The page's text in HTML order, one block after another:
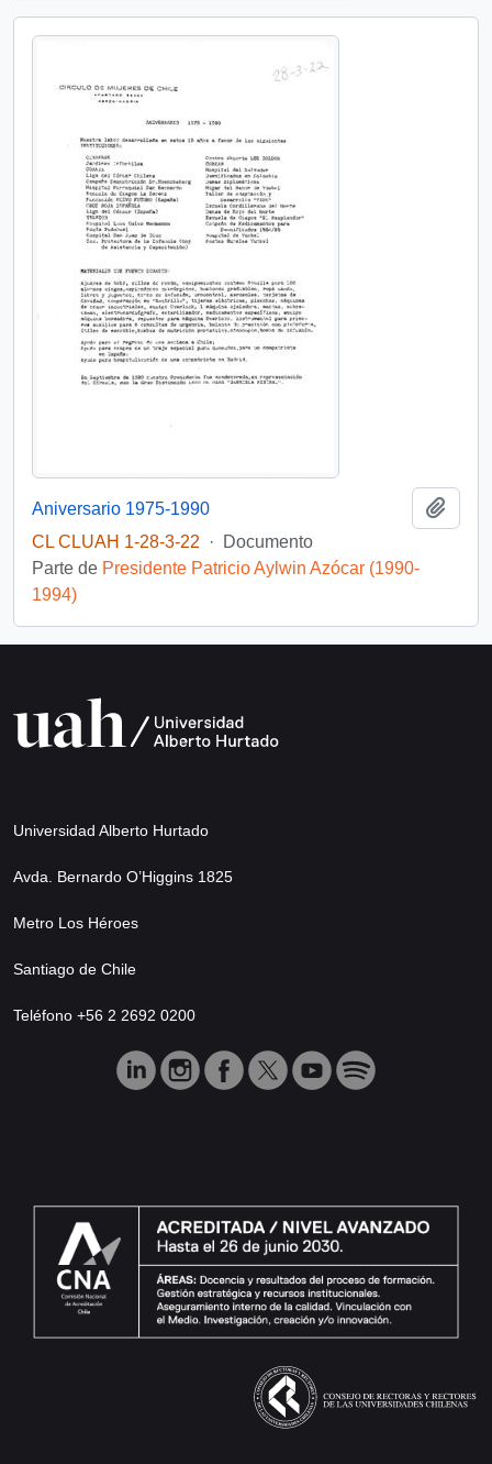
Aniversario 1975-1990
CL CLUAH 1-28-3-22
·
Documento
Parte de Presidente Patricio Aylwin Azócar (1990-
1994)
Universidad Alberto Hurtado
Avda. Bernardo O’Higgins 1825
Metro Los Héroes
Santiago de Chile
Teléfono +56 2 2692 0200